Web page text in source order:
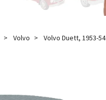
Volvo Volvo Duett, 1953-54